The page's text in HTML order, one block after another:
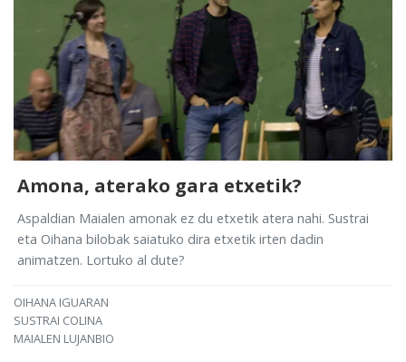
Amona, aterako gara etxetik?
Aspaldian Maialen amonak ez du etxetik atera nahi. Sustrai
eta Oihana bilobak saiatuko dira etxetik irten dadin
animatzen. Lortuko al dute?
OIHANA IGUARAN
SUSTRAI COLINA
MAIALEN LUJANBIO